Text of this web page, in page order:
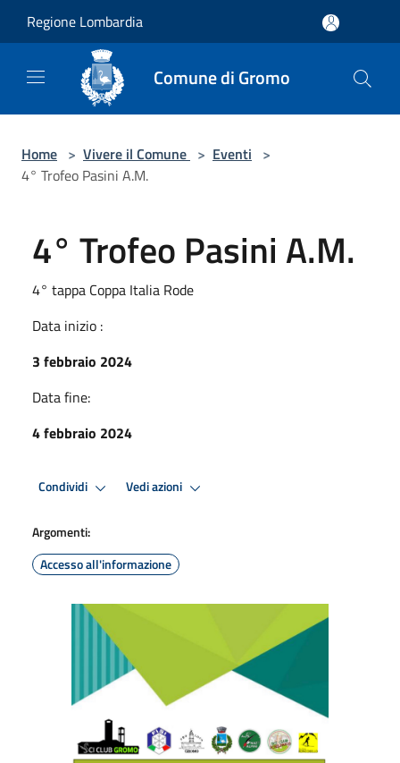
Regione Lombardia
Comune di Gromo
Home > Vivere il Comune > Eventi >
4° Trofeo Pasini A.M.
4° Trofeo Pasini A.M.
4° tappa Coppa Italia Rode
Data inizio :
3 febbraio 2024
Data fine:
4 febbraio 2024
Condividi Vedi azioni
Argomenti:
Accesso all'informazione